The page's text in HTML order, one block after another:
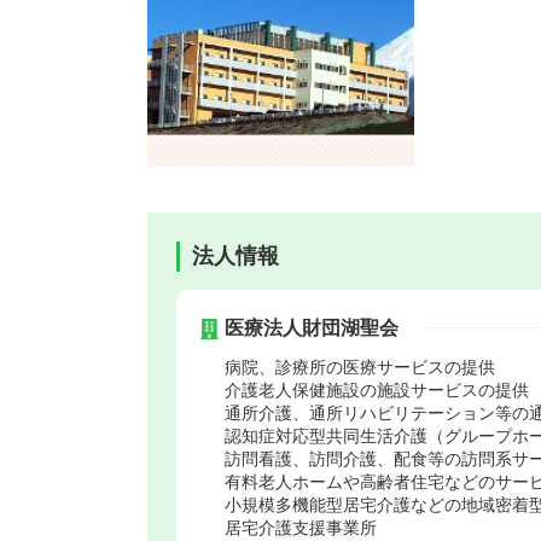
法人情報
医療法人財団湖聖会
病院、診療所の医療サービスの提供
介護老人保健施設の施設サービスの提供
通所介護、通所リハビリテーション等の
認知症対応型共同生活介護（グループホ
訪問看護、訪問介護、配食等の訪問系サ
有料老人ホームや高齢者住宅などのサー
小規模多機能型居宅介護などの地域密着
居宅介護支援事業所